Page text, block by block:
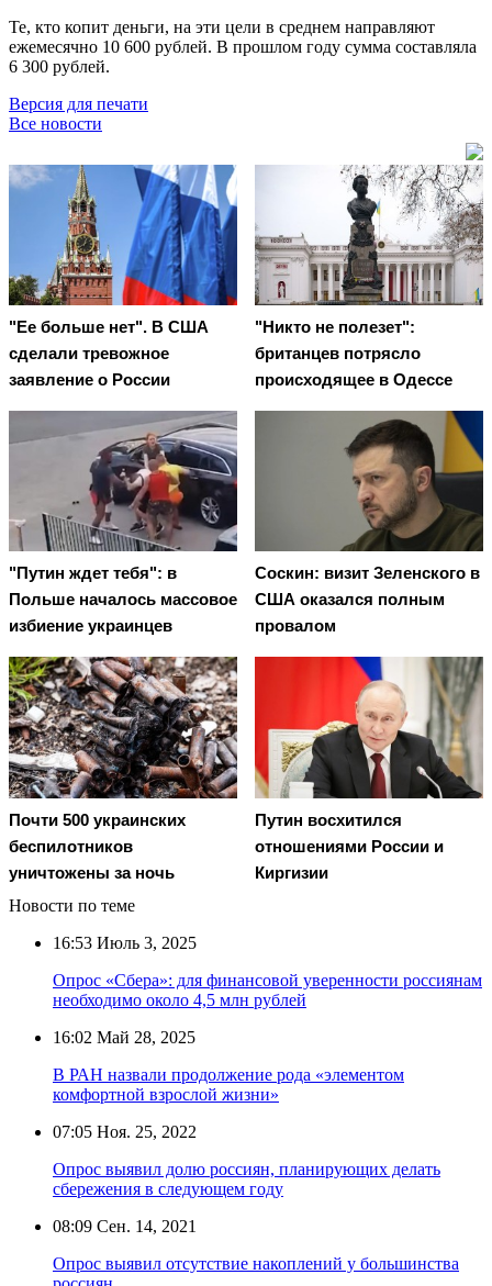
Те, кто копит деньги, на эти цели в среднем направляют
ежемесячно 10 600 рублей. В прошлом году сумма составляла
6 300 рублей.
Версия для печати
Все новости
"Ее больше нет". В США
сделали тревожное
заявление о России
"Никто не полезет":
британцев потрясло
происходящее в Одессе
"Путин ждет тебя": в
Польше началось массовое
избиение украинцев
Соскин: визит Зеленского в
США оказался полным
провалом
Почти 500 украинских
беспилотников
уничтожены за ночь
Путин восхитился
отношениями России и
Киргизии
Новости по теме
16:53 Июль 3, 2025
Опрос «Сбера»: для финансовой уверенности россиянам
необходимо около 4,5 млн рублей
16:02 Май 28, 2025
В РАН назвали продолжение рода «элементом
комфортной взрослой жизни»
07:05 Ноя. 25, 2022
Опрос выявил долю россиян, планирующих делать
сбережения в следующем году
08:09 Сен. 14, 2021
Опрос выявил отсутствие накоплений у большинства